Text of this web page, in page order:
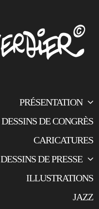
PRÉSENTATION
DESSINS DE CONGRÈS
CARICATURES
DESSINS DE PRESSE
ILLUSTRATIONS
JAZZ